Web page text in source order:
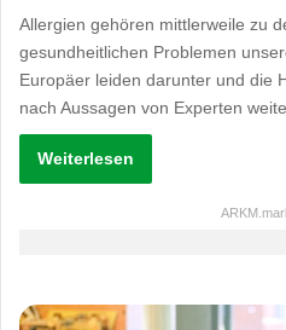
Allergien gehören mittlerweile zu
gesundheitlichen Problemen
Europäer leiden darunter und die
nach Aussagen von Experten
Weiterlesen